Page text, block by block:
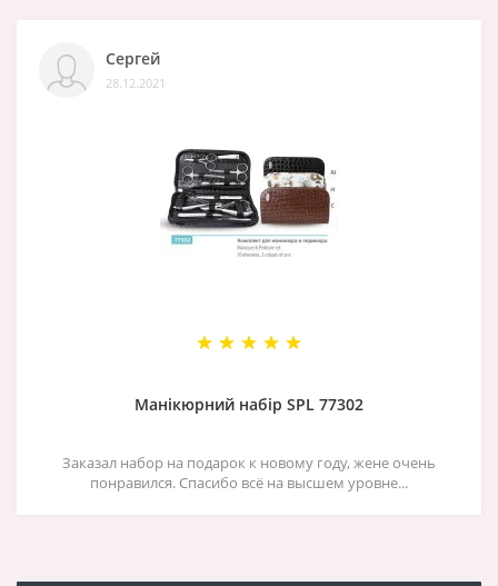
Сергей
28.12.2021
Манікюрний набір SPL 77302
Заказал набор на подарок к новому году, жене очень
понравился. Спасибо всё на высшем уровне...